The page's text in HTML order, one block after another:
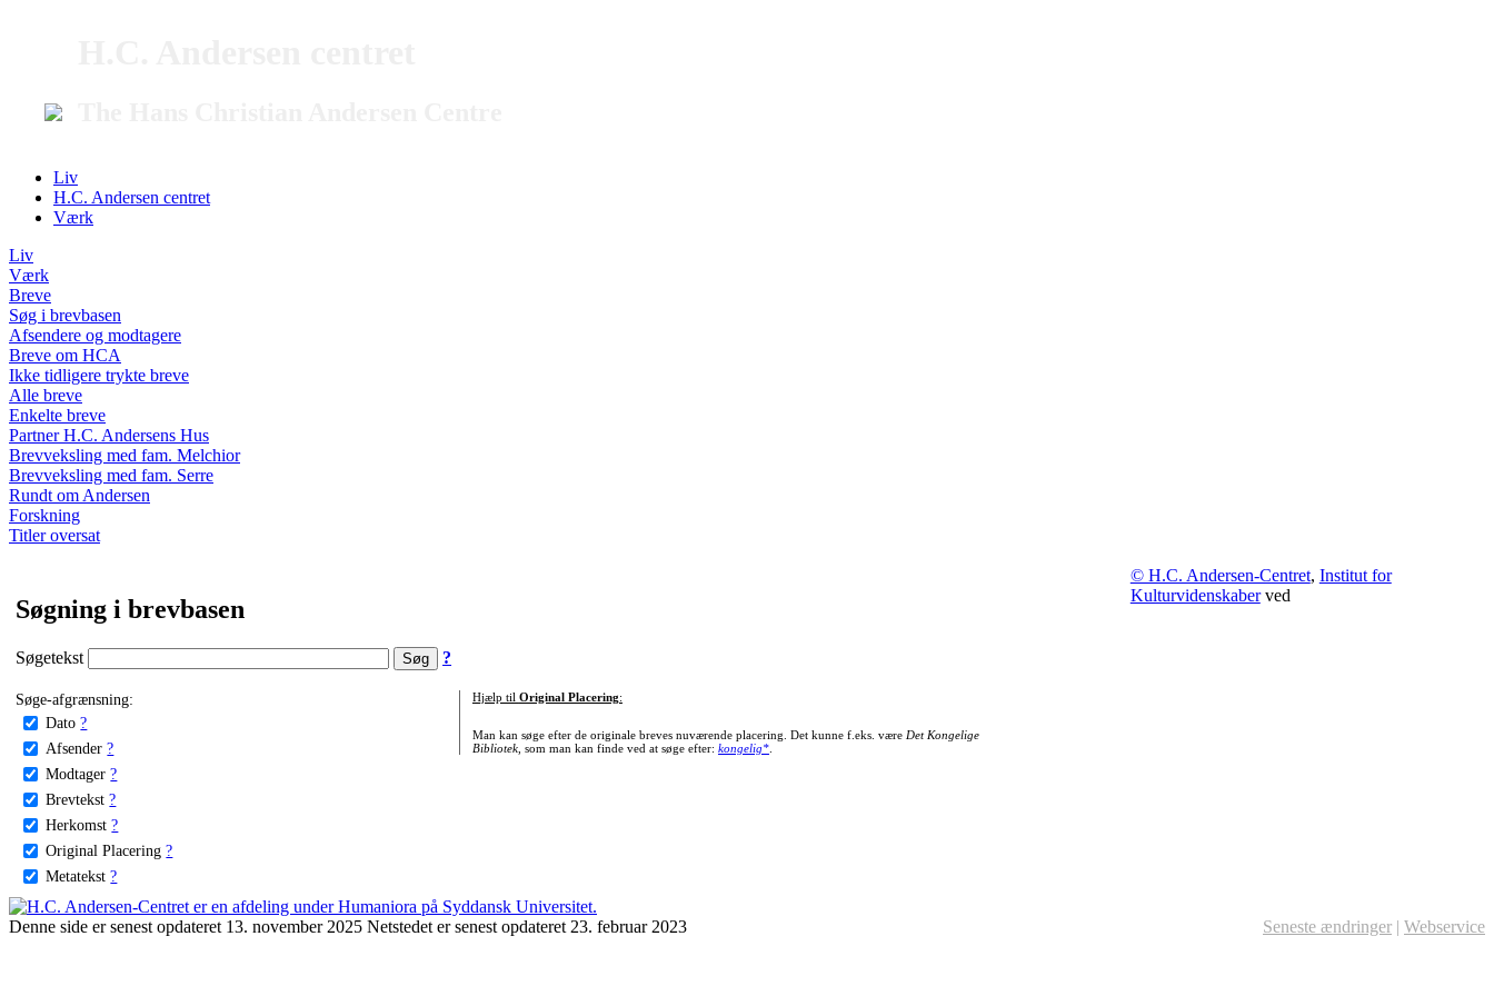
Liv
H.C. Andersen centret
Værk
Liv
Værk
Breve
Søg i brevbasen
Afsendere og modtagere
Breve om HCA
Ikke tidligere trykte breve
Alle breve
Enkelte breve
Partner H.C. Andersens Hus
Brevveksling med fam. Melchior
Brevveksling med fam. Serre
Rundt om Andersen
Forskning
Titler oversat
Søgning i brevbasen
Søgetekst ?
Søge-afgrænsning:
Dato ?
Afsender ?
Modtager ?
Brevtekst ?
Herkomst ?
Original Placering ?
Metatekst ?
Hjælp til Original Placering:
Man kan søge efter de originale breves nuværende placering. Det kunne f.eks. være Det Kongelige
Bibliotek, som man kan finde ved at søge efter: kongelig*.
© H.C. Andersen-Centret, Institut for
Kulturvidenskaberved
Denne side er senest opdateret 13. november 2025 Netstedet er senest opdateret 23. februar 2023 Seneste ændringer | Webservice